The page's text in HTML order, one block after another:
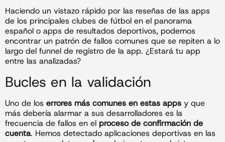
Haciendo un vistazo rápido por las reseñas de las apps
de los principales clubes de fútbol en el panorama
español o apps de resultados deportivos, podemos
encontrar un patrón de fallos comunes que se repiten a lo
largo del funnel de registro de la app. ¿Estará tu app
entre las analizadas?
Bucles en la validación
Uno de los errores más comunes en estas apps y que
más debería alarmar a sus desarrolladores es la
frecuencia de fallos en el proceso de confirmación de
cuenta. Hemos detectado aplicaciones deportivas en las